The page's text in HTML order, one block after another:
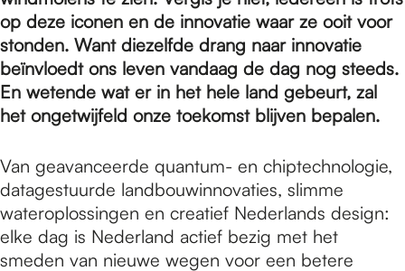
op deze iconen en de innovatie waar ze ooit voor
stonden. Want diezelfde drang naar innovatie
beïnvloedt ons leven vandaag de dag nog steeds.
En wetende wat er in het hele land gebeurt, zal
het ongetwijfeld onze toekomst blijven bepalen.
Van geavanceerde quantum- en chiptechnologie,
datagestuurde landbouwinnovaties, slimme
wateroplossingen en creatief Nederlands design:
elke dag is Nederland actief bezig met het
smeden van nieuwe wegen voor een betere